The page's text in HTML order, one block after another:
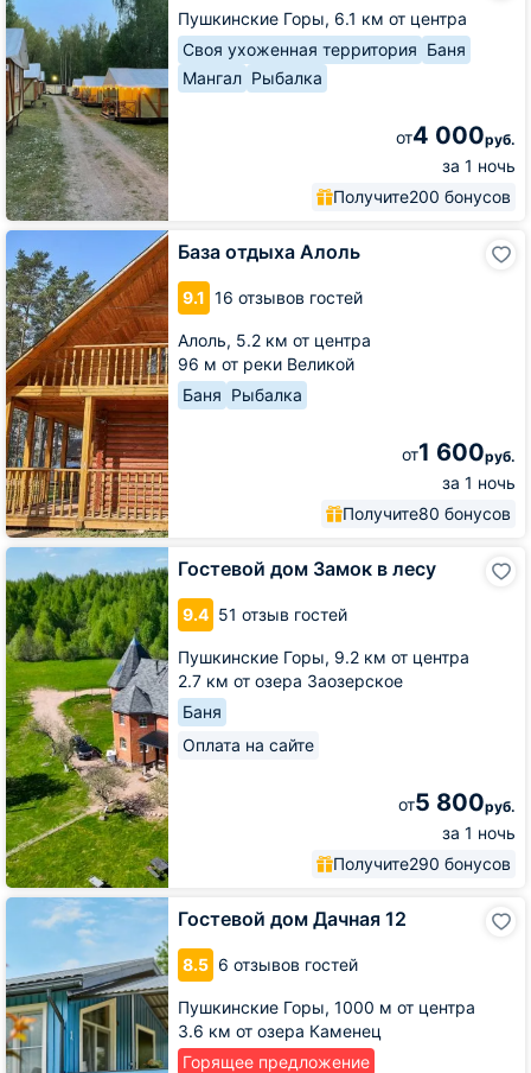
Пушкинские Горы, 6.1 км от центра
Своя ухоженная территория Баня
Мангал Рыбалка
от4 000руб.
за 1 ночь
Получите200 бонусов
и
Дуб
База отдыха Алоль
9.1 16 отзывов гостей
Алоль, 5.2 км от центра
96 м от реки Великой
Баня Рыбалка
от1 600руб.
за 1 ночь
Получите80 бонусов
База
отдыха
Алоль
Гостевой дом Замок в лесу
9.4 51 отзыв гостей
Пушкинские Горы, 9.2 км от центра
2.7 км от озера Заозерское
Баня
Оплата на сайте
от5 800руб.
за 1 ночь
Получите290 бонусов
Гостевой
дом
Замок
в
лесу
Гостевой дом Дачная 12
8.5 6 отзывов гостей
Пушкинские Горы, 1000 м от центра
3.6 км от озера Каменец
Горящее предложение
Гостевой
12